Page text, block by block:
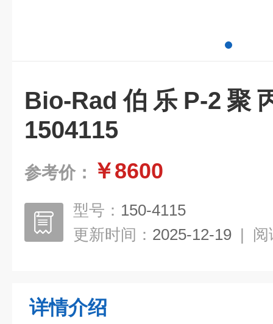
Bio-Rad伯乐P-2聚
1504115
参考价： ￥8600
型号： 150-4115
更新时间： 2025-12-19 | 阅
详情介绍